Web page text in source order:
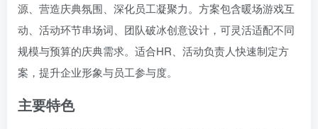
源、营造庆典氛围、深化员工凝聚力。方案包含暖场游戏互
动、活动环节串场词、团队破冰创意设计，可灵活适配不同
规模与预算的庆典需求。适合HR、活动负责人快速制定方
案，提升企业形象与员工参与度。
主要特色